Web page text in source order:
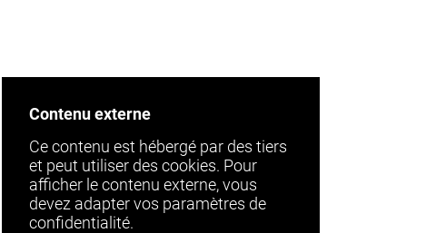
Contenu externe
Ce contenu est hébergé par des tiers
et peut utiliser des cookies. Pour
afficher le contenu externe, vous
devez adapter vos paramètres de
confidentialité.